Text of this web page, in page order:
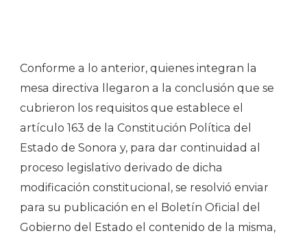
Conforme a lo anterior, quienes integran la
mesa directiva llegaron a la conclusión que se
cubrieron los requisitos que establece el
artículo 163 de la Constitución Política del
Estado de Sonora y, para dar continuidad al
proceso legislativo derivado de dicha
modificación constitucional, se resolvió enviar
para su publicación en el Boletín Oficial del
Gobierno del Estado el contenido de la misma,